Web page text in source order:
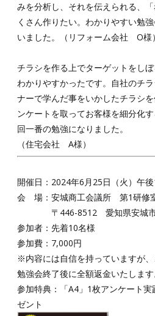
みを分析し、それを伝えられる、
くさん作りたい。わかりやすい勉
いました。（リフォーム会社 O様）
チラシを作る上でターゲットをし
わかりやすかったです。自社のチ
ナーで学んだ事をいかしたチラシ
ンケートを取ってお客様を細分化
回一番の勉強になりました。
（住宅会社 A様）
開催日：2024年6月25日（火）午
会 場：安城商工会議所 第1研修
〒446-8512 愛知県安城市
参加者：先着10名様
参加費：7,000円
※内容には自信を持っていますが、
勉強会終了後に全額返金いたします
参加特典：「A4」1枚アンケート
ゼント